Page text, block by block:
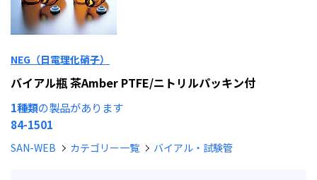
NEG（日電理化硝子）
バイアル瓶 茶Amber PTFE/ニトリルパッキン付
1種類の製品があります
84-1501
SAN-WEB カテゴリー一覧 バイアル・試験管